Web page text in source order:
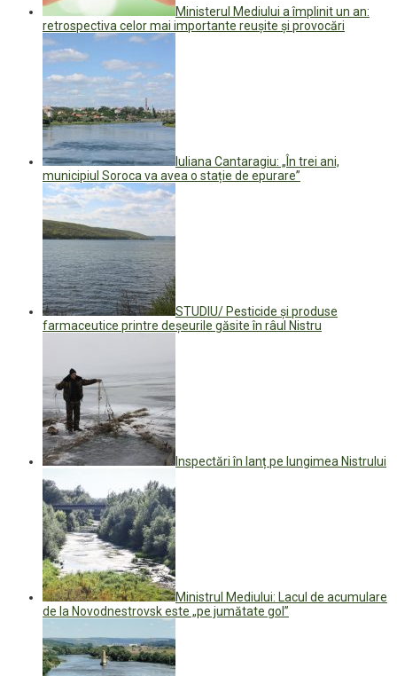
Ministerul Mediului a împlinit un an:
retrospectiva celor mai importante reușite și provocări
Iuliana Cantaragiu: „În trei ani,
municipiul Soroca va avea o stație de epurare”
STUDIU/ Pesticide și produse
farmaceutice printre deșeurile găsite în râul Nistru
Inspectări în lanț pe lungimea Nistrului
Ministrul Mediului: Lacul de acumulare
de la Novodnestrovsk este „pe jumătate gol”